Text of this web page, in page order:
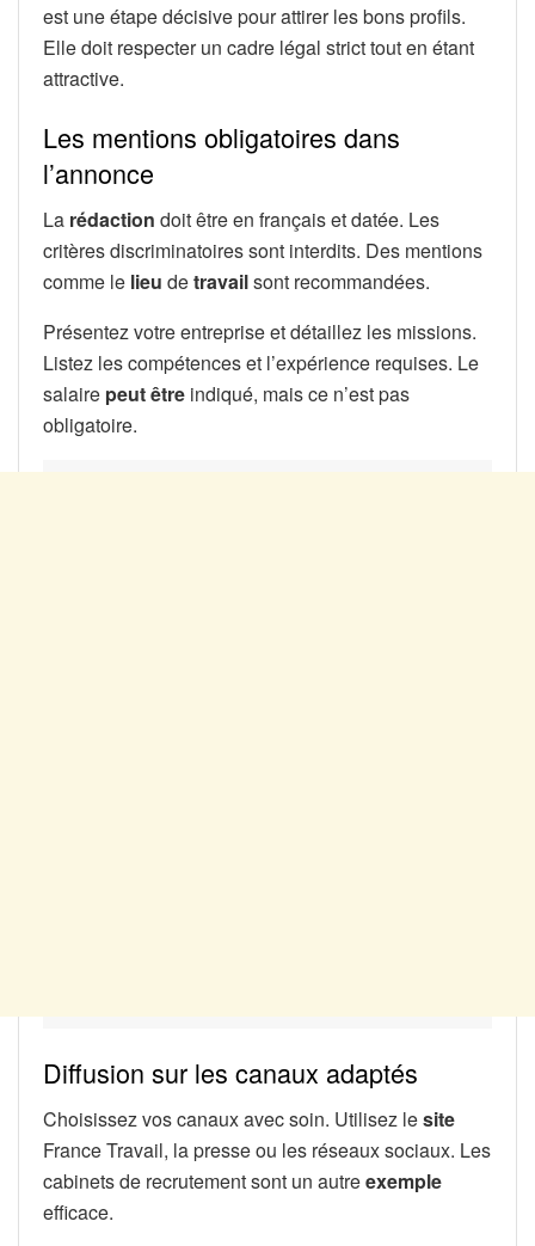
est une étape décisive pour attirer les bons profils.
Elle doit respecter un cadre légal strict tout en étant
attractive.
Les mentions obligatoires dans
l’annonce
La rédaction doit être en français et datée. Les
critères discriminatoires sont interdits. Des mentions
comme le lieu detravailsont recommandées.
Présentez votre entreprise et détaillez les missions.
Listez les compétences et l’expérience requises. Le
salaire peut être indiqué, mais ce n’est pas
obligatoire.
Diffusion sur les canaux adaptés
Choisissez vos canaux avec soin. Utilisez lesite
France Travail, la presse ou les réseaux sociaux. Les
cabinets de recrutement sont un autreexemple
efficace.